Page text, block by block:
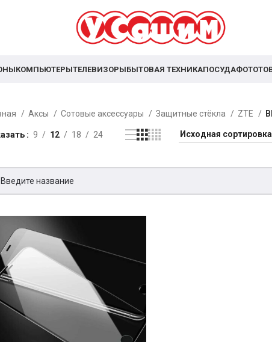
КОМПЬЮТЕРЫТЕЛЕВИЗОРЫБЫТОВАЯ ТЕХНИКАПОСУДА
Аксы Сотовые аксессуары Защитные стёкла ZTE
9 12 18 24